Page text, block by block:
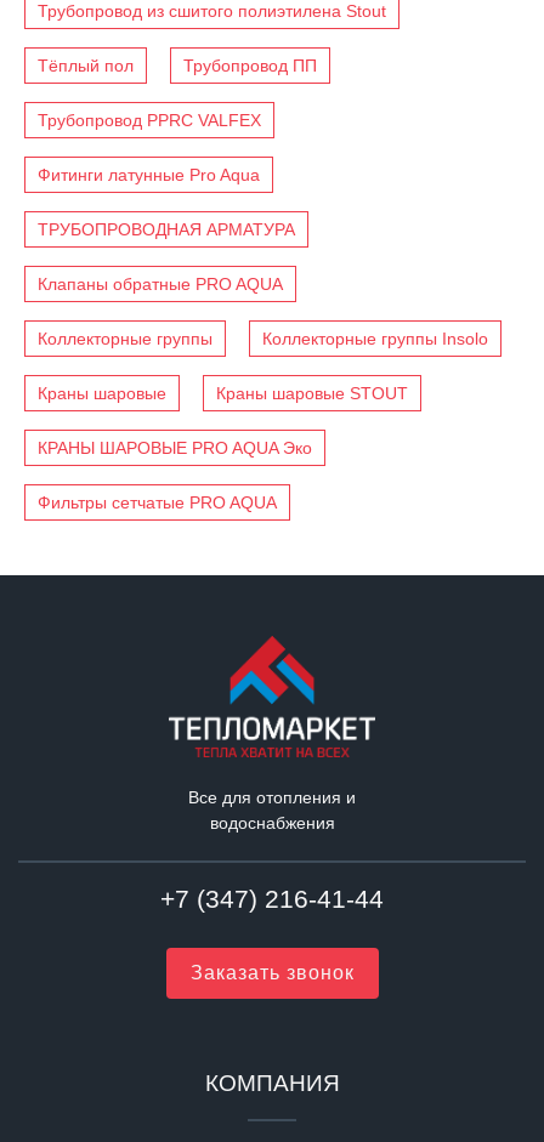
Трубопровод из сшитого полиэтилена Stout
Тёплый пол Трубопровод ПП
Трубопровод PPRC VALFEX
Фитинги латунные Pro Aqua
ТРУБОПРОВОДНАЯ АРМАТУРА
Клапаны обратные PRO AQUA
Коллекторные группы Коллекторные группы Insolo
Краны шаровые Краны шаровые STOUT
КРАНЫ ШАРОВЫЕ PRO AQUA Эко
Фильтры сетчатые PRO AQUA
Все для отопления и
водоснабжения
+7 (347) 216-41-44
Заказать звонок
КОМПАНИЯ